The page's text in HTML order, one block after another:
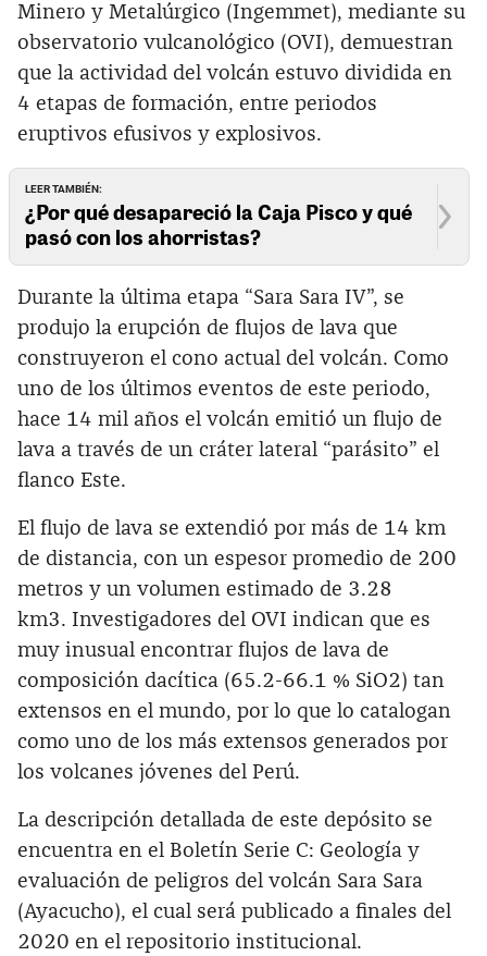
Minero y Metalúrgico (Ingemmet), mediante su
observatorio vulcanológico (OVI), demuestran
que la actividad del volcán estuvo dividida en
4 etapas de formación, entre periodos
eruptivos efusivos y explosivos.
LEER TAMBIÉN:
¿Por qué desapareció la Caja Pisco y qué
pasó con los ahorristas?
Durante la última etapa “Sara Sara IV”, se
produjo la erupción de flujos de lava que
construyeron el cono actual del volcán. Como
uno de los últimos eventos de este periodo,
hace 14 mil años el volcán emitió un flujo de
lava a través de un cráter lateral “parásito” el
flanco Este.
El flujo de lava se extendió por más de 14 km
de distancia, con un espesor promedio de 200
metros y un volumen estimado de 3.28
km3. Investigadores del OVI indican que es
muy inusual encontrar flujos de lava de
composición dacítica (65.2-66.1 % SiO2) tan
extensos en el mundo, por lo que lo catalogan
como uno de los más extensos generados por
los volcanes jóvenes del Perú.
La descripción detallada de este depósito se
encuentra en el Boletín Serie C: Geología y
evaluación de peligros del volcán Sara Sara
(Ayacucho), el cual será publicado a finales del
2020 en el repositorio institucional.